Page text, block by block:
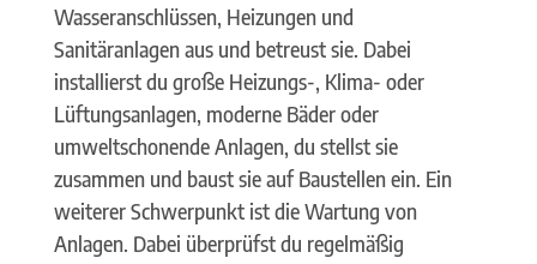
Wasseranschlüssen, Heizungen und
Sanitäranlagen aus und betreust sie. Dabei
installierst du große Heizungs-, Klima- oder
Lüftungsanlagen, moderne Bäder oder
umweltschonende Anlagen, du stellst sie
zusammen und baust sie auf Baustellen ein. Ein
weiterer Schwerpunkt ist die Wartung von
Anlagen. Dabei überprüfst du regelmäßig